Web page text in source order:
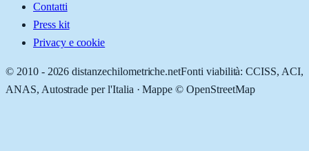
Contatti
Press kit
Privacy e cookie
© 2010 - 2026 distanzechilometriche.netFonti viabilità: CCISS, ACI,
ANAS, Autostrade per l'Italia · Mappe © OpenStreetMap